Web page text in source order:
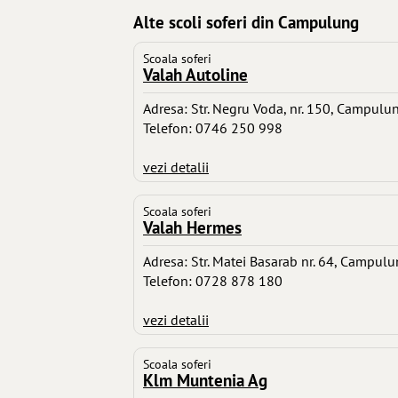
Alte scoli soferi din Campulung
Scoala soferi
Valah Autoline
Adresa: Str. Negru Voda, nr. 150,
Telefon: 0746 250 998
vezi detalii
Scoala soferi
Valah Hermes
Adresa: Str. Matei Basarab nr. 64,
Telefon: 0728 878 180
vezi detalii
Scoala soferi
Klm Muntenia Ag